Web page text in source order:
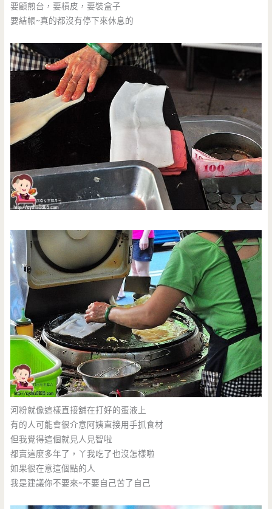
要顧煎台，要槓皮，要裝盒子
要結帳~真的都沒有停下來休息的
河粉就像這樣直接舖在打好的蛋液上
有的人可能會很介意阿姨直接用手抓食材
但我覺得這個就見人見智啦
都賣這麼多年了，丫我吃了也沒怎樣啦
如果很在意這個點的人
我是建議你不要來~不要自己苦了自己